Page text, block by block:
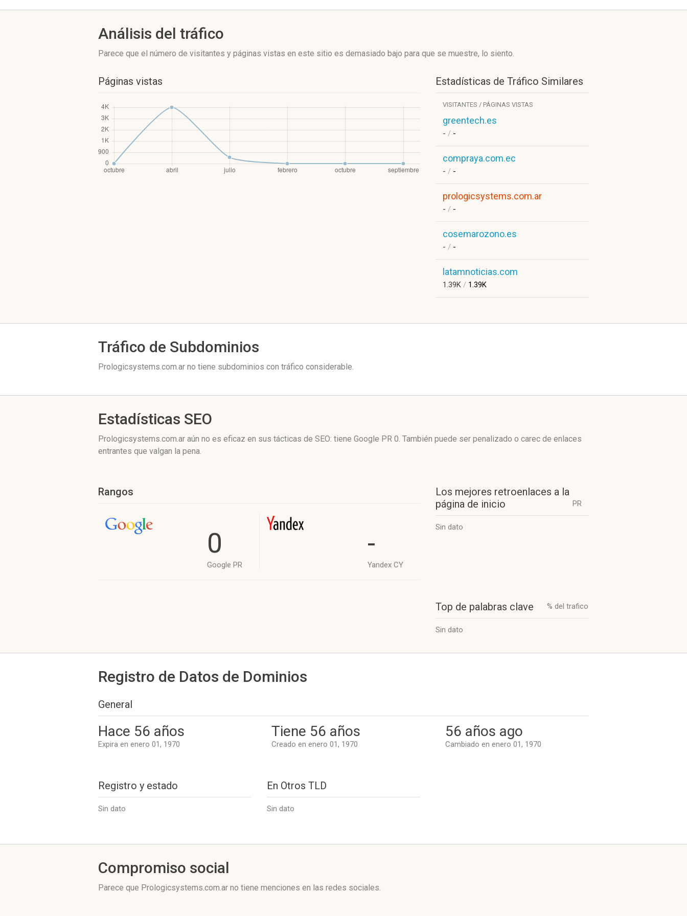
Análisis del tráfico
Parece que el número de visitantes y páginas vistas en este sitio es demasiado bajo para que se muestre, lo siento.
Páginas vistas Estadísticas de Tráfico Similares
VISITANTES / PÁGINAS VISTAS
greentech.es
- / -
compraya.com.ec
- / -
prologicsystems.com.ar
- / -
cosemarozono.es
- / -
latamnoticias.com
1.39K / 1.39K
Tráfico de Subdominios
Prologicsystems.com.ar no tiene subdominios con tráfico considerable.
Estadísticas SEO
Prologicsystems.com.ar aún no es eficaz en sus tácticas de SEO: tiene Google PR 0. También puede ser penalizado o carec de enlaces
entrantes que valgan la pena.
Rangos
0
Google PR
-
Yandex CY
Los mejores retroenlaces a la
página de inicio
PR
Sin dato
Top de palabras clave % del trafico
Sin dato
Registro de Datos de Dominios
General
Hace 56 años
Expira en enero 01, 1970
Tiene 56 años
Creado en enero 01, 1970
56 años ago
Cambiado en enero 01, 1970
Registro y estado
Sin dato
En Otros TLD
Sin dato
Compromiso social
Parece que Prologicsystems.com.ar no tiene menciones en las redes sociales.